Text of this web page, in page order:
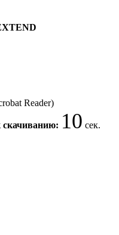
Reader)
скачиванию: 10 сек.